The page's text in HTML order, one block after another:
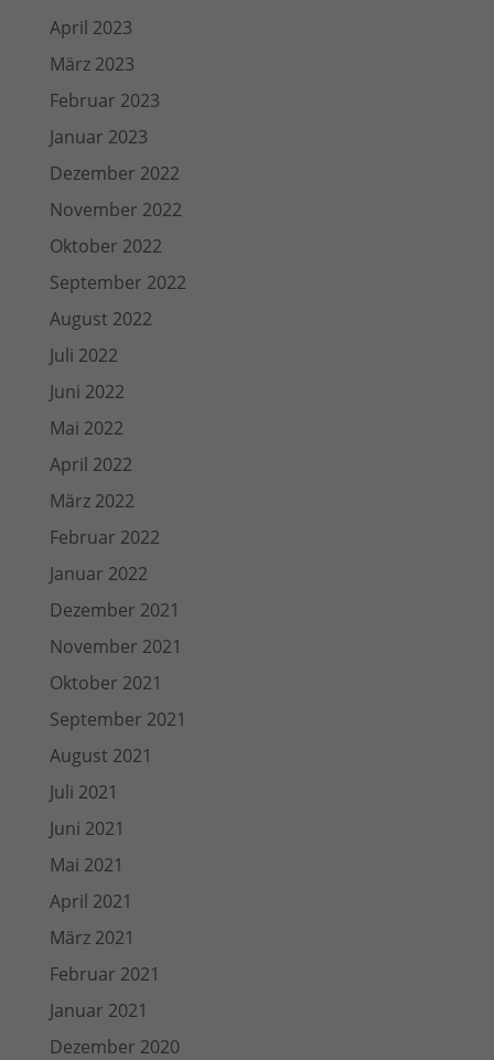
April 2023
März 2023
Februar 2023
Januar 2023
Dezember 2022
November 2022
Oktober 2022
September 2022
August 2022
Juli 2022
Juni 2022
Mai 2022
April 2022
März 2022
Februar 2022
Januar 2022
Dezember 2021
November 2021
Oktober 2021
September 2021
August 2021
Juli 2021
Juni 2021
Mai 2021
April 2021
März 2021
Februar 2021
Januar 2021
Dezember 2020